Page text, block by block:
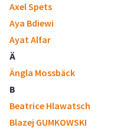
Axel Spets
Aya Bdiewi
Ayat Alfar
Ä
Ängla Mossbäck
B
Beatrice Hlawatsch
Blazej GUMKOWSKI